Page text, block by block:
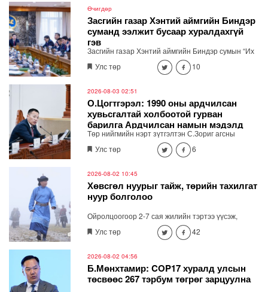
байгуулах шаардлагатай бол цахимаар хийнэ.
Хэмнэсэн төсөв өвөлжилтийн бэлтгэл, эрчим хүч,
шатахууны хангамж, иргэдийн амьдралд хэрэгтэй
ажлуудад зарцуулна" хэмээн мэдэгдлээ.
Өчигдөр
Засгийн газар Хэнтий аймгийн Биндэр
суманд ээлжит бусаар хуралдахгүй
гэв
Засгийн газар Хэнтий аймгийн Биндэр сумын “Их
хуралдай” цогцолборт ээлжит бусаар хуралдахгүй
гэж мэдээллээ.
Улс төр 10
2026-08-03 02:51
О.Цогтгэрэл: 1990 оны ардчилсан
хувьсгалтай холбоотой гурван
барилга Ардчилсан намын мэдэлд
шилжсэн
Төр нийгмийн нэрт зүтгэлтэн С.Зориг агсны
хөшөөг зөвшөөрөлгүйгээр нүүлгэн шилжүүлсэнтэй
холбоотойгоор Ардчилсан намын дарга
цахим хуудсаараа дамжуулан мэдээлэл хийсэн
юм. Тэрбээр С.Зоригийн хөшөөг нүүлгэсэн нь АН-
ын өнөөгийн удирдлага, залуучуудын шийдвэр
биш гэдгийг онцлоод АН-ын байрны асуудлыг
Улс төр 6
2026-08-02 10:45
Хөвсгөл нуурыг тайж, төрийн тахилгат
нуур болголоо
Ойролцоогоор 2-7 сая жилийн тэртээ үүсэж,
хосгүй үзэсгэлэнг бүрдүүлсэн Хөвсгөл нуур төрийн
тахилгат болсноор идээшин, оршиж буй 59
зүйлийн ховор нэн ховор ургамал болоод дэлхийн
цэвэр усны нөөц үеэс үе дамжин, хайрлан
хамгаалагдах боломж бүрдэж, нас уртсаж байна.
Улс төр 42
2026-08-02 04:56
Б.Мөнхтамир: COP17 хуралд улсын
төсвөөс 267 тэрбум төгрөг зарцуулна